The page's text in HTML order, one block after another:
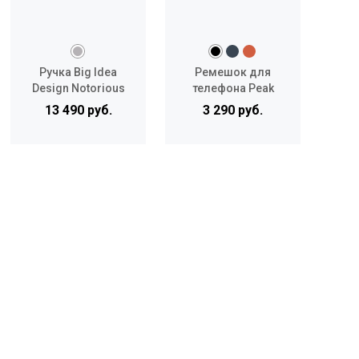
Ручка Big Idea
Design Notorious
EDC Jot N Pop Ti
Pocket Pro Pen
13 490 руб.
Ремешок для
телефона Peak
Design Moblle Cuff
3 290 руб.